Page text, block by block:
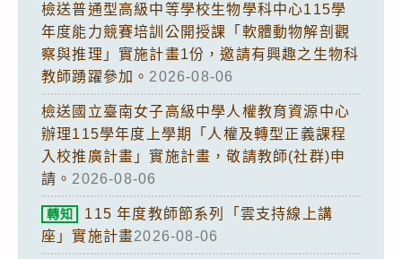
檢送普通型高級中等學校生物學科中心115學
年度能力競賽培訓公開授課「軟體動物解剖觀
察與推理」實施計畫1份，邀請有興趣之生物科
教師踴躍參加。 2026-08-06
檢送國立臺南女子高級中學人權教育資源中心
辦理115學年度上學期「人權及轉型正義課程
入校推廣計畫」實施計畫，敬請教師(社群)申
請。 2026-08-06
轉知
115 年度教師節系列「雲支持線上講
座」實施計畫2026-08-06